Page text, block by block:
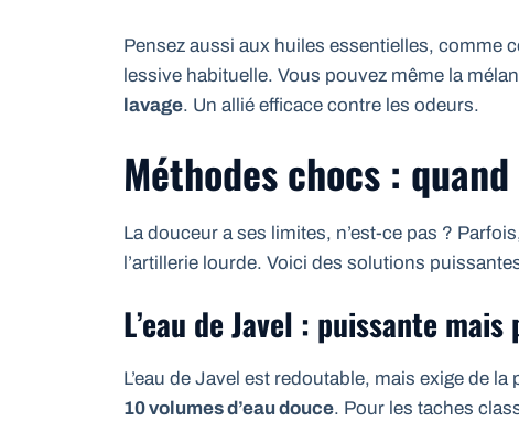
Pensez aussi aux huiles essentielles, comme
lessive habituelle. Vous pouvez même la
lavage. Un allié efficace contre les odeurs.
Méthodes chocs :
La douceur a ses limites, n’est-ce pas ?
l’artillerie lourde. Voici des solutions
L’eau de Javel : puissante
L’eau de Javel est redoutable, mais exige de
10 volumes d’eau douce. Pour les taches